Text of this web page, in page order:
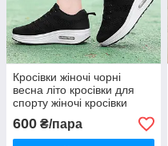
Кросівки жіночі чорні
весна літо кросівки для
спорту жіночі кросівки
чорні жіночі
600 ₴/пара